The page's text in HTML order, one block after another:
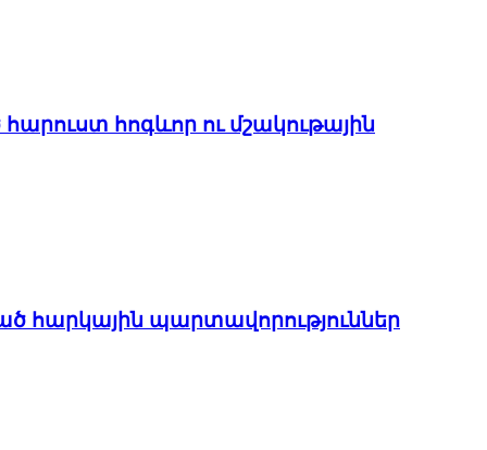
հոգևոր ու մշակութային
հարկային պարտավորություններ